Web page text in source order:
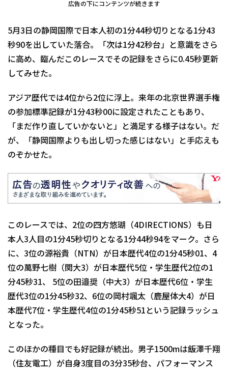
広告の下にコンテンツが続きます
5月3日の静岡国際で日本人初の1分44秒切りとなる1分43
秒90を出していた落合。「次は1分42秒台」と意識をさら
に高め、臨んだこのレースでその記録をさらに0.45秒更新
してみせた。
アジア歴代では4位から2位に浮上。来年の北京世界選手権
の参加標準記録が1分43秒00に設定されたこともあり、
「まだ作り直していかないと」と満足する様子はない。だ
が、「静岡国際よりも出し切った感じはない」と手応えも
のぞかせた。
このレースでは、2位の四方悠瑚（4DIRECTIONS）も日
本人3人目の1分45秒切りとなる1分44秒94をマーク。さら
に、3位の源裕貴（NTN）が日本歴代4位の1分45秒01、4
位の萬野七樹（関大3）が日本歴代5位・学生歴代2位の1
分45秒31、 5位の田邉奨（中大3）が日本歴代6位・学生
歴代3位の1分45秒32、6位の岡村颯太（鹿屋体大4）が日
本歴代7位・学生歴代4位の1分45秒51という記録ラッシュ
となった。
このほかの種目でも好記録が続出。男子1500mは飯澤千翔
（住友電工）が自身3度目の3分35秒台、パフォーマンス